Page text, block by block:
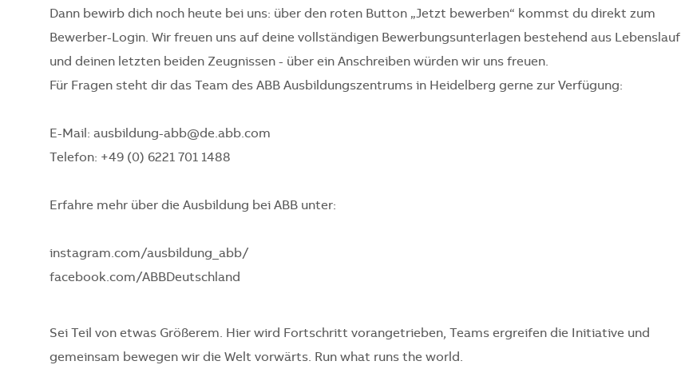
Dann bewirb dich noch heute bei uns: über den roten Button „Jetzt bewerben“ kommst du direkt zum
Bewerber-Login. Wir freuen uns auf deine vollständigen Bewerbungsunterlagen bestehend aus Lebenslauf
und deinen letzten beiden Zeugnissen - über ein Anschreiben würden wir uns freuen.
Für Fragen steht dir das Team des ABB Ausbildungszentrums in Heidelberg gerne zur Verfügung:
E-Mail: ausbildung-abb@de.abb.com
Telefon: +49 (0) 6221 701 1488
Erfahre mehr über die Ausbildung bei ABB unter:
instagram.com/ausbildung_abb/
facebook.com/ABBDeutschland
Sei Teil von etwas Größerem. Hier wird Fortschritt vorangetrieben, Teams ergreifen die Initiative und
gemeinsam bewegen wir die Welt vorwärts. Run what runs the world.